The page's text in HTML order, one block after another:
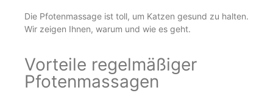
Die Pfotenmassage ist toll, um Katzen gesund zu halten.
Wir zeigen Ihnen, warum und wie es geht.
Vorteile regelmäßiger
Pfotenmassagen